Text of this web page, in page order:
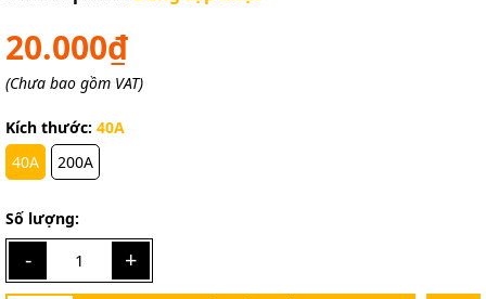
20.000₫
(Chưa bao gồm VAT)
Kích thước: 40A
40A
200A
Số lượng:
- +